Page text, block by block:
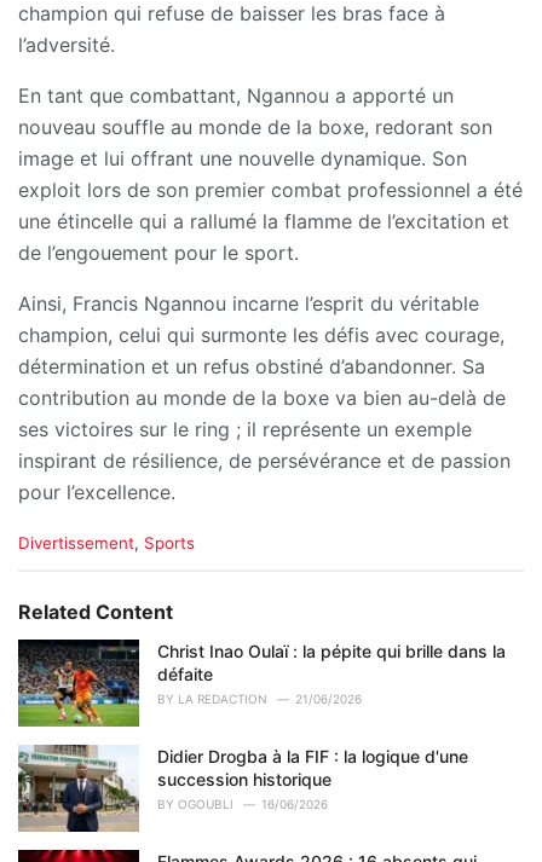
champion qui refuse de baisser les bras face à
l’adversité.
En tant que combattant, Ngannou a apporté un
nouveau souffle au monde de la boxe, redorant son
image et lui offrant une nouvelle dynamique. Son
exploit lors de son premier combat professionnel a été
une étincelle qui a rallumé la flamme de l’excitation et
de l’engouement pour le sport.
Ainsi, Francis Ngannou incarne l’esprit du véritable
champion, celui qui surmonte les défis avec courage,
détermination et un refus obstiné d’abandonner. Sa
contribution au monde de la boxe va bien au-delà de
ses victoires sur le ring ; il représente un exemple
inspirant de résilience, de persévérance et de passion
pour l’excellence.
C
e
o
r
i
e
:
Divertissement, Sports
Related Content
Christ Inao Oulaï : la pépite qui brille dans la
défaite
BY LA REDACTION 21/06/2026
Didier Drogba à la FIF : la logique d'une
succession historique
BY OGOUBLI 16/06/2026